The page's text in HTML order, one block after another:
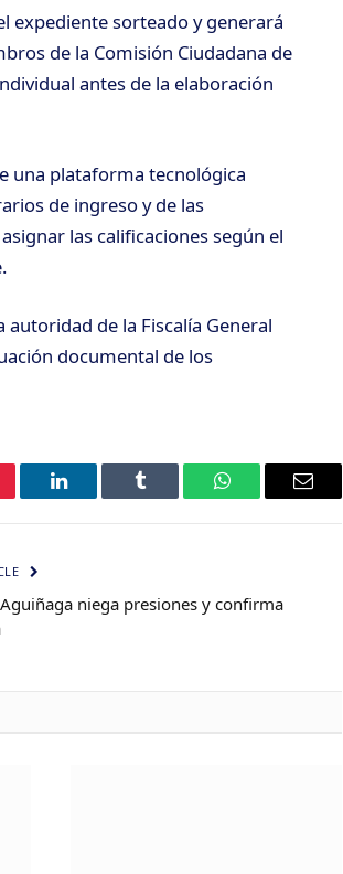
expediente sorteado y generará
de la Comisión Ciudadana de
antes de la elaboración
una plataforma tecnológica
de ingreso y de las
las calificaciones según el
de la Fiscalía General
documental de los
LinkedIn Tumblr WhatsAppEmail
niega presiones y confirma